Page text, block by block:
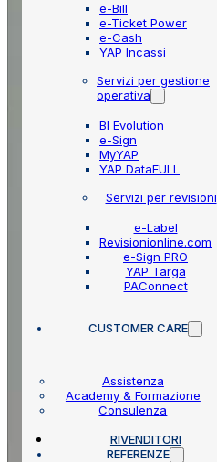
e-Bill
e-Ticket Power
e-Cash
YAP Incassi
Servizi per gestione
operativa
BI Evolution
e-Sign
MyYAP
YAP DataFULL
Servizi per revisioni
e-Label
Revisionionline.com
e-Sign PRO
YAP Targa
PAConnect
CUSTOMER CARE
Assistenza
Academy & Formazione
Consulenza
RIVENDITORI
REFERENZE